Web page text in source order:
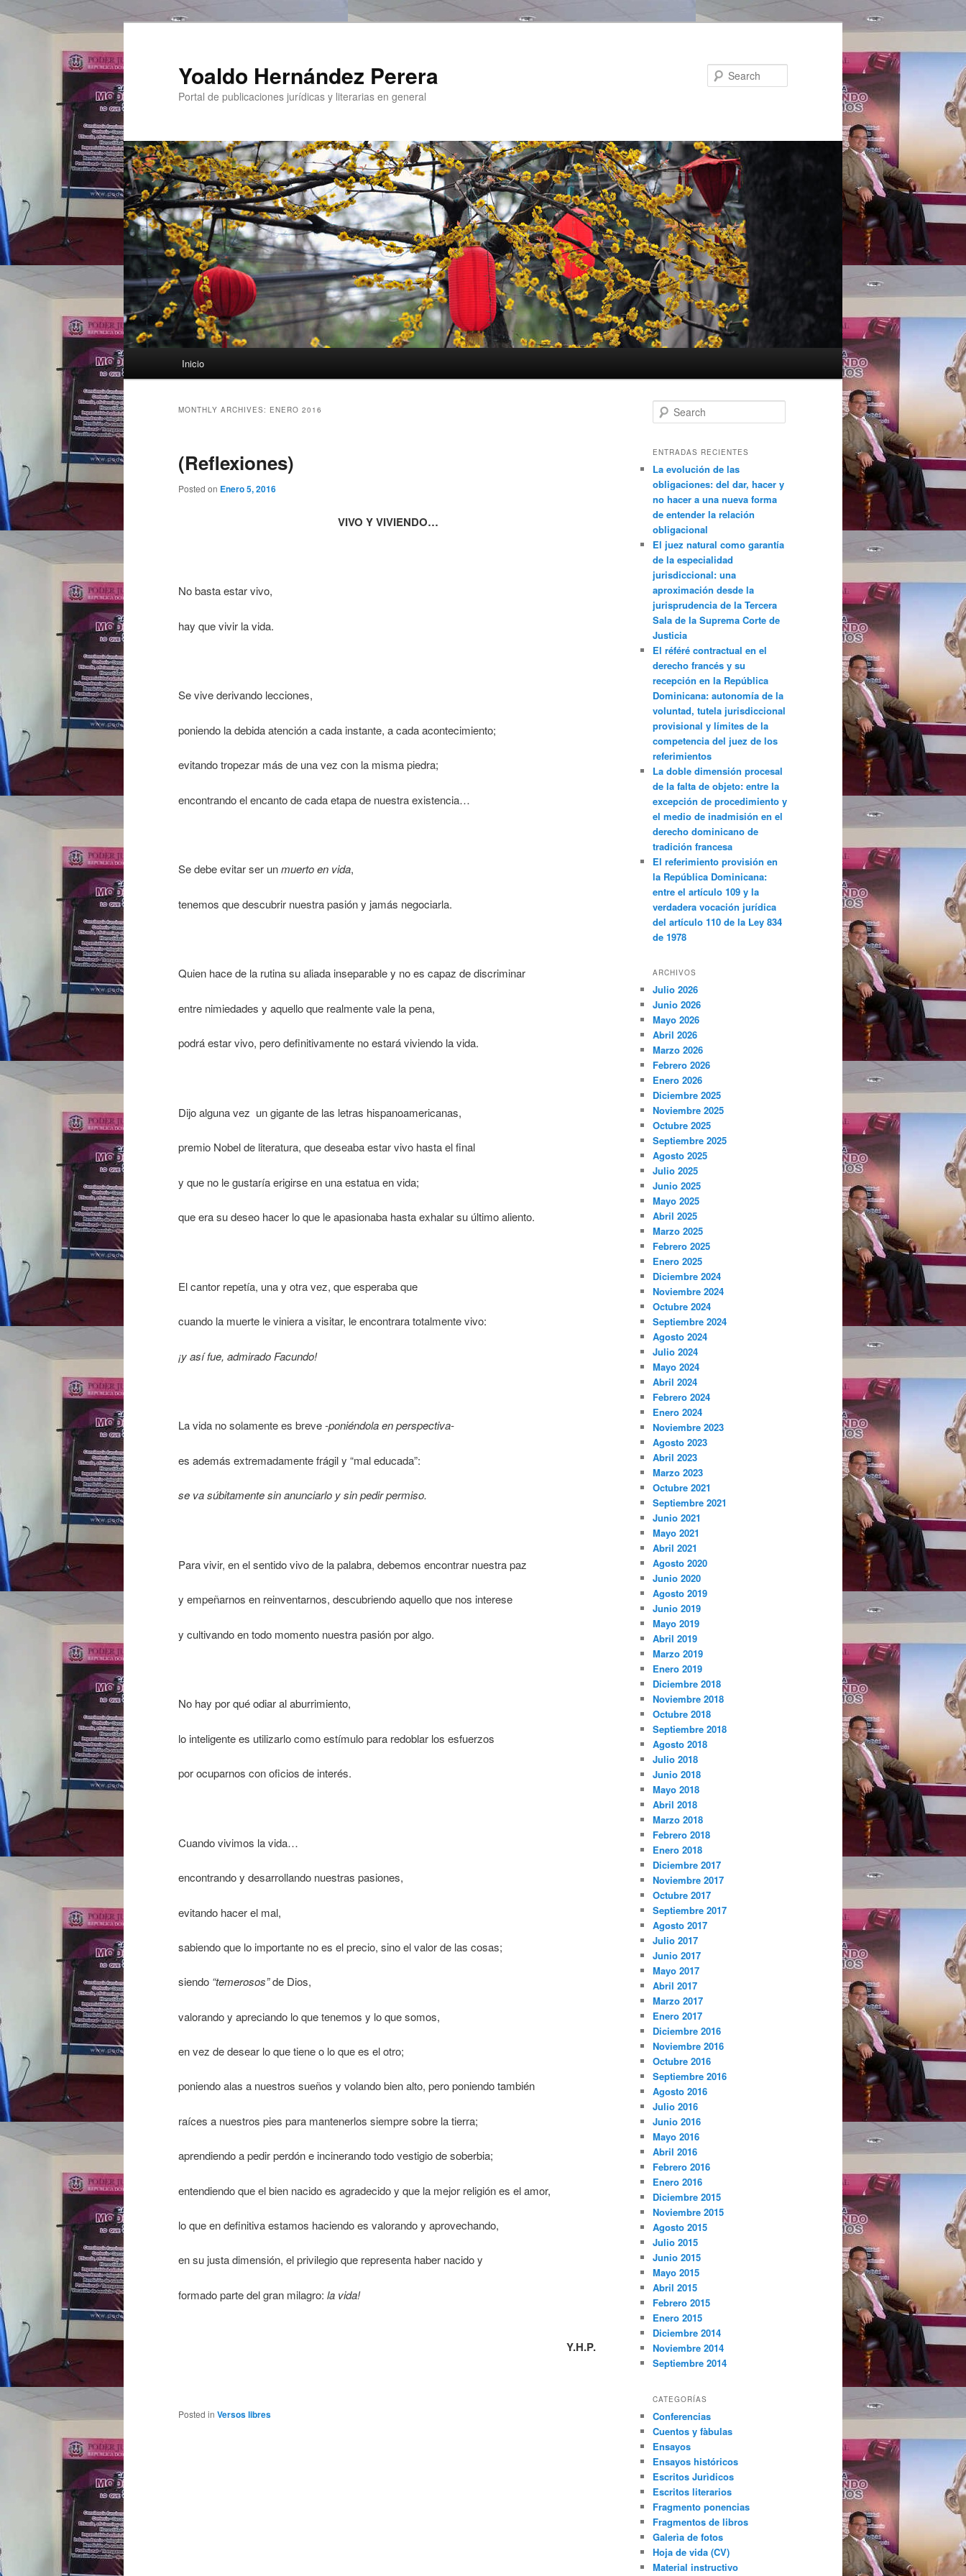
Yoaldo Hernández Perera
Portal de publicaciones jurídicas y literarias en general
Skip to primary content
Skip to secondary content
Inicio
MONTHLY ARCHIVES: ENERO 2016
(Reflexiones)
Posted on Enero 5, 2016
VIVO Y VIVIENDO…
No basta estar vivo,
hay que vivir la vida.
Se vive derivando lecciones,
poniendo la debida atención a cada instante, a cada acontecimiento;
evitando tropezar más de una vez con la misma piedra;
encontrando el encanto de cada etapa de nuestra existencia…
Se debe evitar ser unmuerto en vida,
tenemos que descubrir nuestra pasión y jamás negociarla.
Quien hace de la rutina su aliada inseparable y no es capaz de discriminar
entre nimiedades y aquello que realmente vale la pena,
podrá estar vivo, pero definitivamente no estará viviendo la vida.
Dijo alguna vez un gigante de las letras hispanoamericanas,
premio Nobel de literatura, que deseaba estar vivo hasta el final
y que no le gustaría erigirse en una estatua en vida;
que era su deseo hacer lo que le apasionaba hasta exhalar su último aliento.
El cantor repetía, una y otra vez, que esperaba que
cuando la muerte le viniera a visitar, le encontrara totalmente vivo:
¡y así fue, admirado Facundo!
La vida no solamente es breve-poniéndola en perspectiva-
es además extremadamente frágil y “mal educada”:
se va súbitamente sin anunciarlo y sin pedir permiso.
Para vivir, en el sentido vivo de la palabra, debemos encontrar nuestra paz
y empeñarnos en reinventarnos, descubriendo aquello que nos interese
y cultivando en todo momento nuestra pasión por algo.
No hay por qué odiar al aburrimiento,
lo inteligente es utilizarlo como estímulo para redoblar los esfuerzos
por ocuparnos con oficios de interés.
Cuando vivimos la vida…
encontrando y desarrollando nuestras pasiones,
evitando hacer el mal,
sabiendo que lo importante no es el precio, sino el valor de las cosas;
siendo “temerosos”de Dios,
valorando y apreciando lo que tenemos y lo que somos,
en vez de desear lo que tiene o lo que es el otro;
poniendo alas a nuestros sueños y volando bien alto, pero poniendo también
raíces a nuestros pies para mantenerlos siempre sobre la tierra;
aprendiendo a pedir perdón e incinerando todo vestigio de soberbia;
entendiendo que el bien nacido es agradecido y que la mejor religión es el amor,
lo que en definitiva estamos haciendo es valorando y aprovechando,
en su justa dimensión, el privilegio que representa haber nacido y
formado parte del gran milagro: la vida!
Y.H.P.
Posted in Versos libres
Search
ENTRADAS RECIENTES
La evolución de las
obligaciones: del dar, hacer y
no hacer a una nueva forma
de entender la relación
obligacional
El juez natural como garantía
de la especialidad
jurisdiccional: una
aproximación desde la
jurisprudencia de la Tercera
Sala de la Suprema Corte de
Justicia
El référé contractual en el
derecho francés y su
recepción en la República
Dominicana: autonomía de la
voluntad, tutela jurisdiccional
provisional y límites de la
competencia del juez de los
referimientos
La doble dimensión procesal
de la falta de objeto: entre la
excepción de procedimiento y
el medio de inadmisión en el
derecho dominicano de
tradición francesa
El referimiento provisión en
la República Dominicana:
entre el artículo 109 y la
verdadera vocación jurídica
del artículo 110 de la Ley 834
de 1978
ARCHIVOS
Julio 2026
Junio 2026
Mayo 2026
Abril 2026
Marzo 2026
Febrero 2026
Enero 2026
Diciembre 2025
Noviembre 2025
Octubre 2025
Septiembre 2025
Agosto 2025
Julio 2025
Junio 2025
Mayo 2025
Abril 2025
Marzo 2025
Febrero 2025
Enero 2025
Diciembre 2024
Noviembre 2024
Octubre 2024
Septiembre 2024
Agosto 2024
Julio 2024
Mayo 2024
Abril 2024
Febrero 2024
Enero 2024
Noviembre 2023
Agosto 2023
Abril 2023
Marzo 2023
Octubre 2021
Septiembre 2021
Junio 2021
Mayo 2021
Abril 2021
Agosto 2020
Junio 2020
Agosto 2019
Junio 2019
Mayo 2019
Abril 2019
Marzo 2019
Enero 2019
Diciembre 2018
Noviembre 2018
Octubre 2018
Septiembre 2018
Agosto 2018
Julio 2018
Junio 2018
Mayo 2018
Abril 2018
Marzo 2018
Febrero 2018
Enero 2018
Diciembre 2017
Noviembre 2017
Octubre 2017
Septiembre 2017
Agosto 2017
Julio 2017
Junio 2017
Mayo 2017
Abril 2017
Marzo 2017
Enero 2017
Diciembre 2016
Noviembre 2016
Octubre 2016
Septiembre 2016
Agosto 2016
Julio 2016
Junio 2016
Mayo 2016
Abril 2016
Febrero 2016
Enero 2016
Diciembre 2015
Noviembre 2015
Agosto 2015
Julio 2015
Junio 2015
Mayo 2015
Abril 2015
Febrero 2015
Enero 2015
Diciembre 2014
Noviembre 2014
Septiembre 2014
CATEGORÍAS
Conferencias
Cuentos y fàbulas
Ensayos
Ensayos históricos
Escritos Jurìdicos
Escritos literarios
Fragmento ponencias
Fragmentos de libros
Galerìa de fotos
Hoja de vida (CV)
Material instructivo